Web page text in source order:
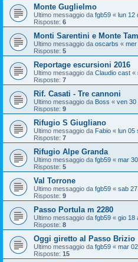
Monte Guglielmo
Ultimo messaggio da fgb59 « lun 12
Risposte: 6
Monti Sarentini e Monte
Ultimo messaggio da oscarbs « mer
Risposte: 5
Reportage escursioni 2016
Ultimo messaggio da Claudio cast «
Risposte: 7
Rif. Casati - Tre cannoni
Ultimo messaggio da Boss « ven 30
Risposte: 9
Rifugio S Giugliano
Ultimo messaggio da Fabio « lun 05
Risposte: 7
Rifugio Alpe Granda
Ultimo messaggio da fgb59 « mar
Risposte: 5
Val Torrone
Ultimo messaggio da fgb59 « sab
Risposte: 9
Passo Portula m 2280
Ultimo messaggio da fgb59 « gio 18
Risposte: 8
Oggi giretto al Passo Brizio
Ultimo messaggio da fgb59 « mar
Risposte: 15